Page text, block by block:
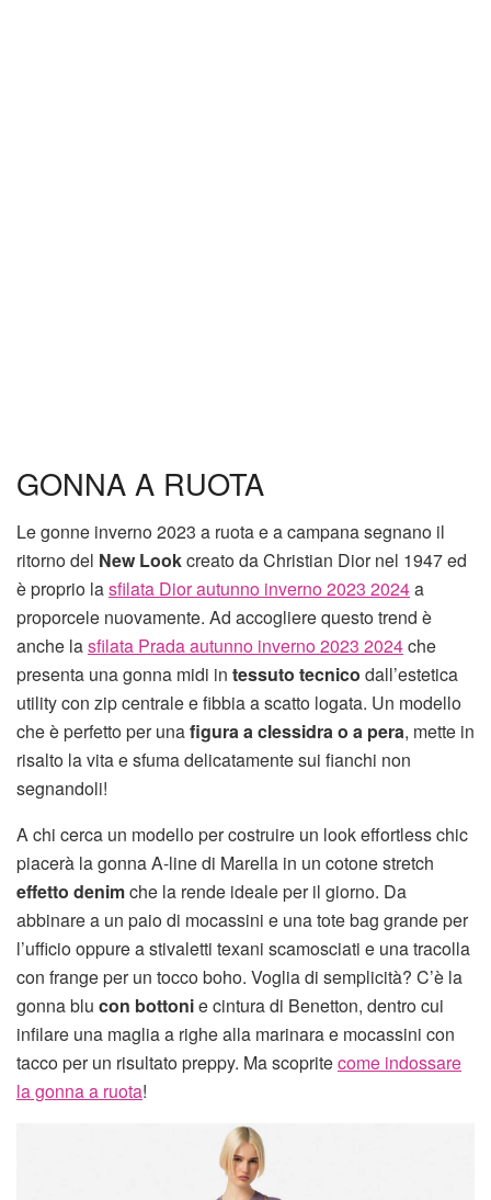
GONNA A RUOTA
Le gonne inverno 2023 a ruota e a campana segnano il
ritorno del New Lookcreato da Christian Dior nel 1947 ed
è proprio lasfilata Dior autunno inverno 2023 2024a
proporcele nuovamente. Ad accogliere questo trend è
anche lasfilata Prada autunno inverno 2023 2024che
presenta una gonna midi in tessuto tecnico dall’estetica
utility con zip centrale e fibbia a scatto logata. Un modello
che è perfetto per unafigura a clessidra o a pera, mette in
risalto la vita e sfuma delicatamente sui fianchi non
segnandoli!
A chi cerca un modello per costruire un look effortless chic
piacerà la gonna A-line di Marella in un cotone stretch
effetto denimche la rende ideale per il giorno. Da
abbinare a un paio di mocassini e una tote bag grande per
l’ufficio oppure a stivaletti texani scamosciati e una tracolla
con frange per un tocco boho. Voglia di semplicità? C’è la
gonna blu con bottonie cintura di Benetton, dentro cui
infilare una maglia a righe alla marinara e mocassini con
tacco per un risultato preppy. Ma scopritecome indossare
la gonna a ruota!